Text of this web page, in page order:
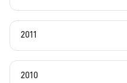
2011
2010